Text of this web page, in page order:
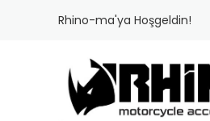
Rhino-ma'ya Hoşgeldin!